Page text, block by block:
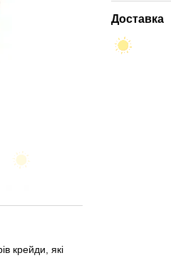
крейди, які
Доставка